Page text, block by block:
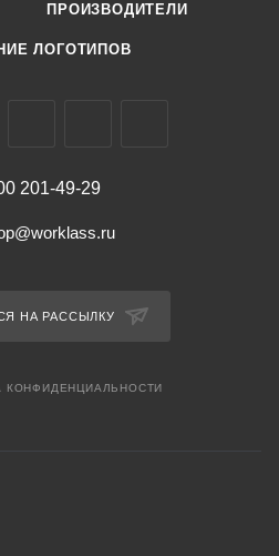
ПРОИЗВОДИТЕЛИ
ЛОГОТИПОВ
201-49-29
НА РАССЫЛКУ
КОНФИДЕНЦИАЛЬНОСТИ